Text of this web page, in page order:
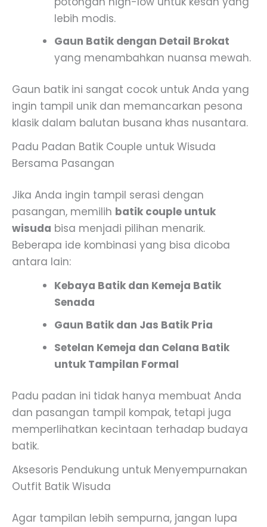
lebih modis.
Gaun Batik dengan Detail Brokat
yang menambahkan nuansa mewah.
Gaun batik ini sangat cocok untuk Anda yang
ingin tampil unik dan memancarkan pesona
klasik dalam balutan busana khas nusantara.
Padu Padan Batik Couple untuk Wisuda
Bersama Pasangan
Jika Anda ingin tampil serasi dengan
pasangan, memilih batik couple untuk
wisuda bisa menjadi pilihan menarik.
Beberapa ide kombinasi yang bisa dicoba
antara lain:
Kebaya Batik dan Kemeja Batik
Senada
Gaun Batik dan Jas Batik Pria
Setelan Kemeja dan Celana Batik
untuk Tampilan Formal
Padu padan ini tidak hanya membuat Anda
dan pasangan tampil kompak, tetapi juga
memperlihatkan kecintaan terhadap budaya
batik.
Aksesoris Pendukung untuk Menyempurnakan
Outfit Batik Wisuda
Agar tampilan lebih sempurna, jangan lupa